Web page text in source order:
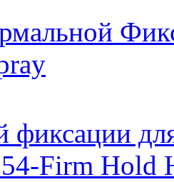
фиксации
Firm Hold